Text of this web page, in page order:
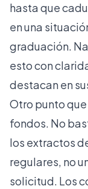
hasta que
en una
graduación.
esto con
destacan en
Otro punto
fondos. No
los extractos
regulares, no
solicitud. Los